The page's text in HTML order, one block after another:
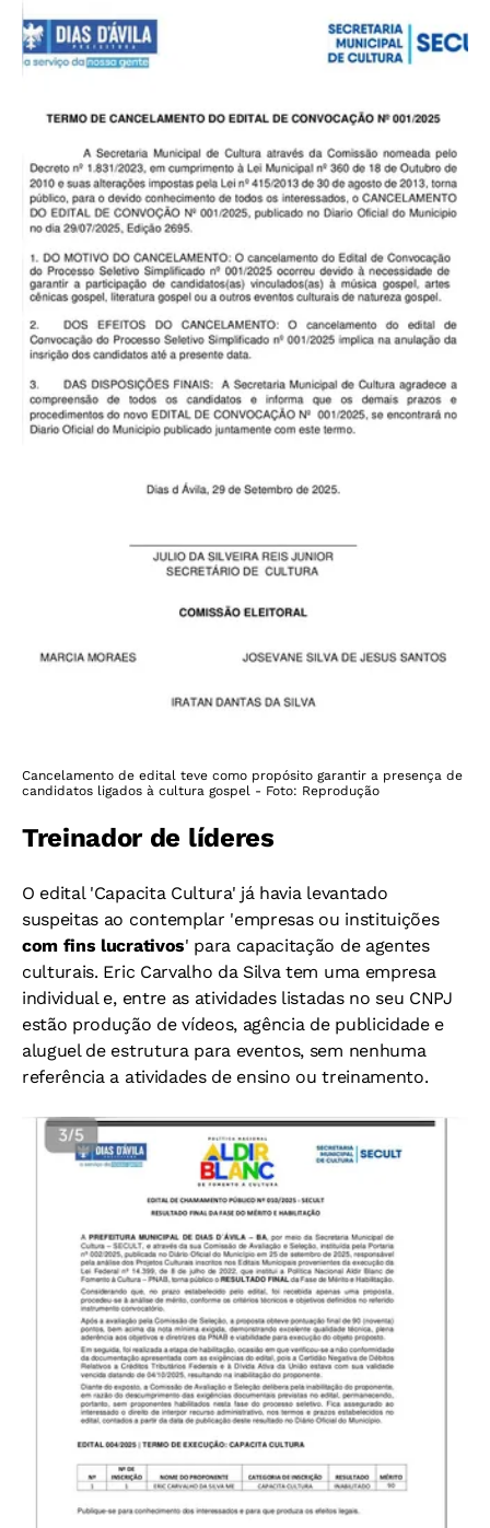
Cancelamento de edital teve como propósito garantir a presença de
candidatos ligados à cultura gospel - Foto: Reprodução
Treinador de líderes
O edital 'Capacita Cultura' já havia levantado
suspeitas ao contemplar 'empresas ou instituições
com fins lucrativos' para capacitação de agentes
culturais. Eric Carvalho da Silva tem uma empresa
individual e, entre as atividades listadas no seu CNPJ
estão produção de vídeos, agência de publicidade e
aluguel de estrutura para eventos, sem nenhuma
referência a atividades de ensino ou treinamento.